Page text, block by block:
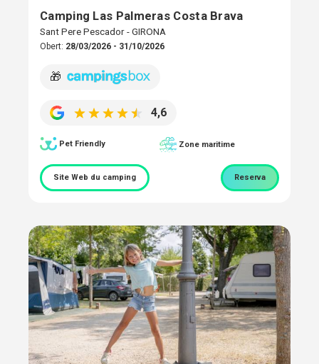
Camping Las Palmeras Costa Brava
Sant Pere Pescador - GIRONA
Obert: 28/03/2026 - 31/10/2026
🎁
4,6
Pet Friendly Zone maritime
Site Web du camping Reserva